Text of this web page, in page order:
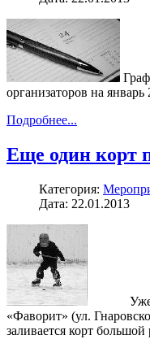
организаторов на
Подробнее...
Еще один корт
Категория:
Дата: 22.01.2013
Уже
«Фаворит» (ул.
заливается корт